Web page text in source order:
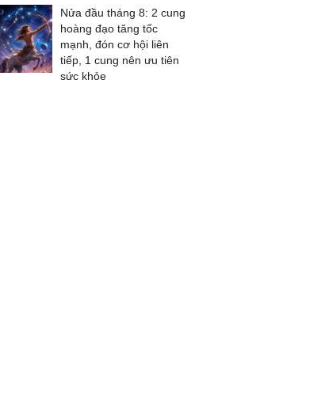
Nửa đầu tháng 8: 2 cung
hoàng đạo tăng tốc
mạnh, đón cơ hội liên
tiếp, 1 cung nên ưu tiên
sức khỏe